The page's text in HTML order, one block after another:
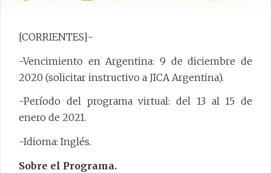
[CORRIENTES]-
-Vencimiento en Argentina: 9 de diciembre de
2020 (solicitar instructivo a JICA Argentina).
-Período del programa virtual: del 13 al 15 de
enero de 2021.
-Idioma: Inglés.
Sobre el Programa.